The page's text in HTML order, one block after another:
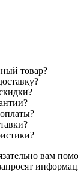
товар?
вам